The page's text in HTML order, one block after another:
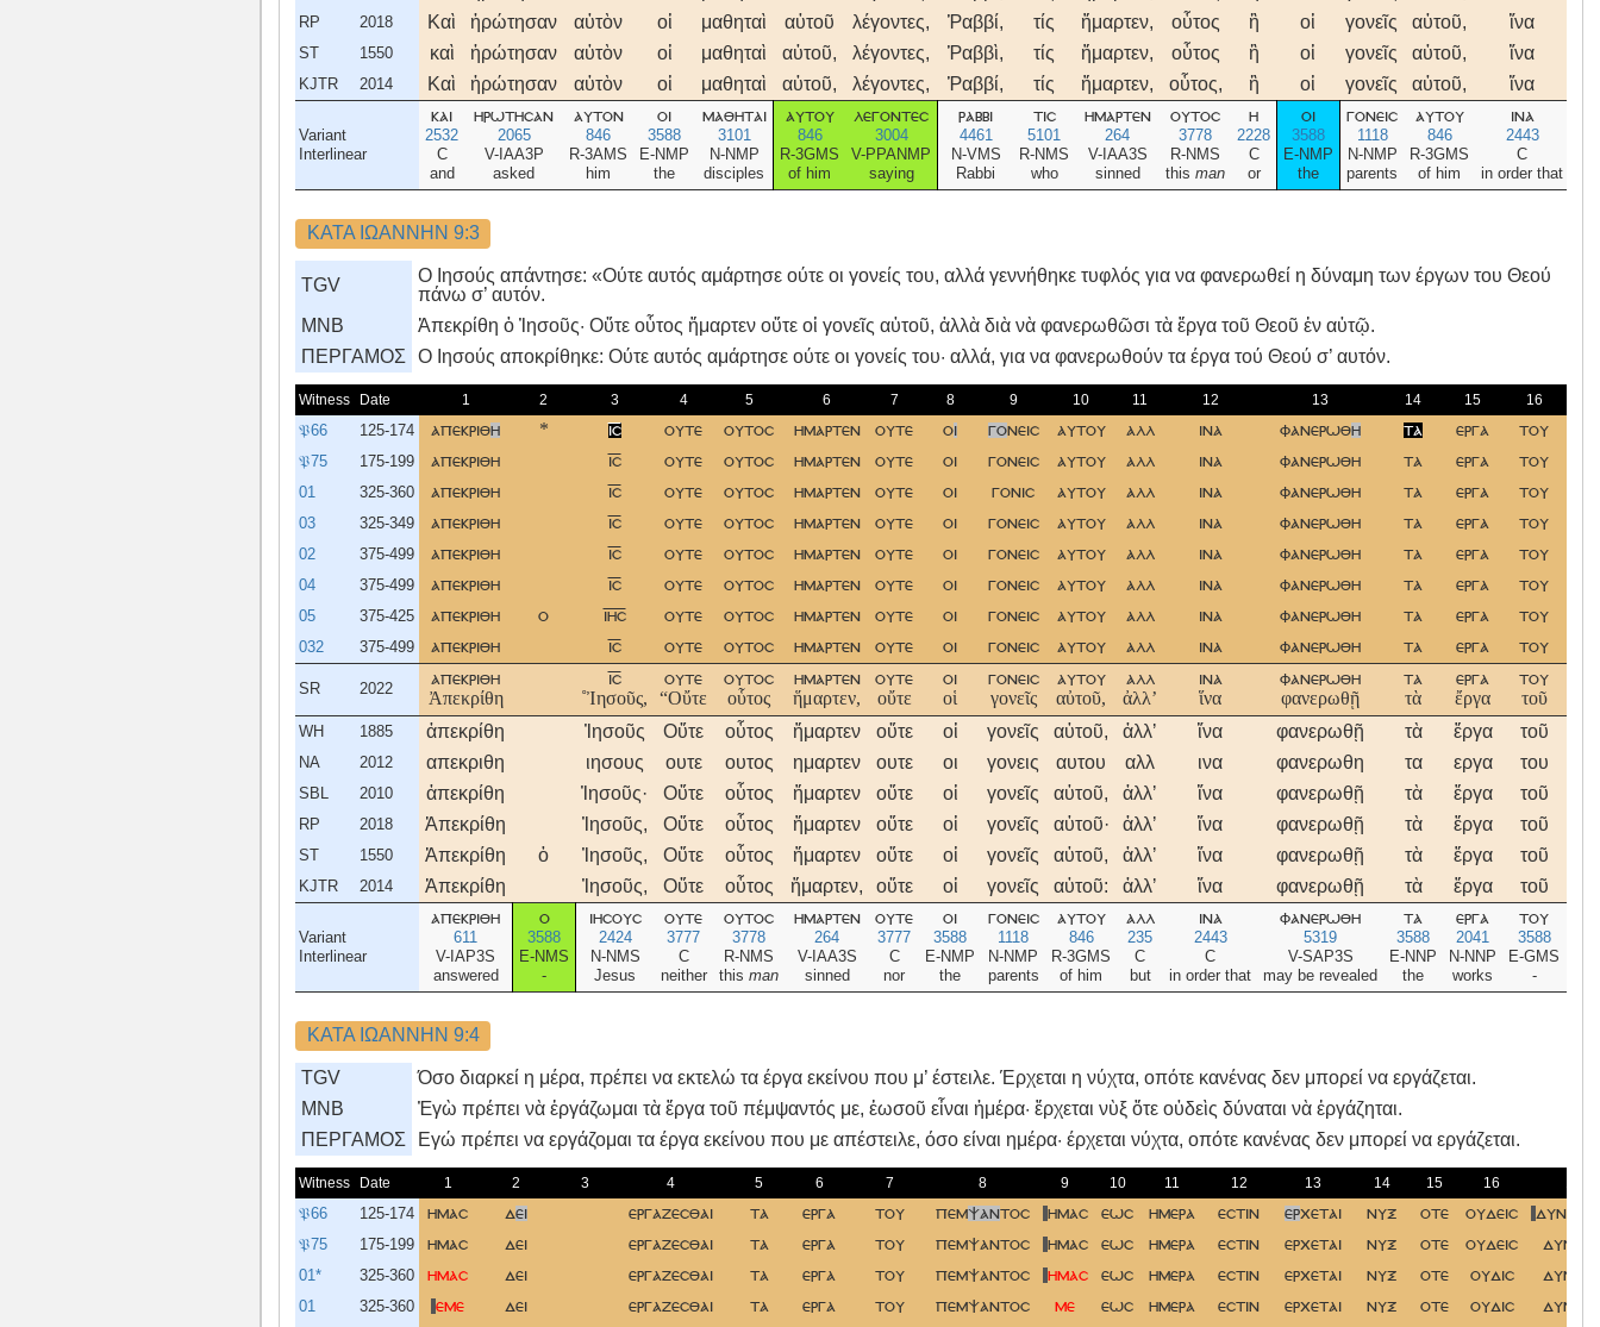
RP 2018 Καὶ ἠρώτησαν αὐτὸν οἱ μαθηταὶ αὐτοῦ λέγοντες, Ῥαββί, τίς ἥμαρτεν, οὗτος ἢ οἱ γονεῖς αὐτοῦ, ἵνα
ST 1550 καὶ ἠρώτησαν αὐτὸν οἱ μαθηταὶ αὐτοῦ, λέγοντες, Ῥαββὶ, τίς ἥμαρτεν, οὗτος ἢ οἱ γονεῖς αὐτοῦ, ἵνα
KJTR 2014 Καὶ ἠρώτησαν αὐτὸν οἱ μαθηταὶ αὐτοῦ, λέγοντες, Ῥαββί, τίς ἥμαρτεν, οὗτος, ἢ οἱ γονεῖς αὐτοῦ, ἵνα
Variant
Interlinear
και
2532
C
and
ηρωτησαν
2065
V-IAA3P
asked
αυτον
846
R-3AMS
him
οι
3588
E-NMP
the
μαθηται
3101
N-NMP
disciples
αυτου
846
R-3GMS
of him
λεγοντεσ
3004
V-PPANMP
saying
ραββι
4461
N-VMS
Rabbi
τισ
5101
R-NMS
who
ημαρτεν
264
V-IAA3S
sinned
ουτοσ
3778
R-NMS
this man
η
2228
C
or
οι
3588
E-NMP
the
γονεισ
1118
N-NMP
parents
αυτου
846
R-3GMS
of him
ινα
2443
C
in order that
ΚΑΤΑ ΙΩΑΝΝΗΝ 9:3
TGV
Ο Ιησούς απάντησε: «Ούτε αυτός αμάρτησε ούτε οι γονείς του, αλλά γεννήθηκε τυφλός για να φανερωθεί η δύναμη των έργων του Θεού
πάνω σ’ αυτόν.
MNB
Ἀπεκρίθη ὁ Ἰησοῦς· Οὔτε οὗτος ἥμαρτεν οὔτε οἱ γονεῖς αὐτοῦ, ἀλλὰ διὰ νὰ φανερωθῶσι τὰ ἔργα τοῦ Θεοῦ ἐν αὐτῷ.
ΠΕΡΓΑΜΟΣ
O Iησούς αποκρίθηκε: Oύτε αυτός αμάρτησε ούτε οι γονείς του· αλλά, για να φανερωθούν τα έργα τού Θεού σ’ αυτόν.
Witness Date 1 2 3 4 5 6 7 8 9 10 11 12 13 14 15 16
𝔓66 125-174 απεκριθη * ισ ουτε ουτοσ ημαρτεν ουτε οι γονεισ αυτου αλλ ινα φανερωθη τα εργα του
𝔓75 175-199 απεκριθη ισ ουτε ουτοσ ημαρτεν ουτε οι γονεισ αυτου αλλ ινα φανερωθη τα εργα του
01 325-360 απεκριθη ισ ουτε ουτοσ ημαρτεν ουτε οι γονισ αυτου αλλ ινα φανερωθη τα εργα του
03 325-349 απεκριθη ισ ουτε ουτοσ ημαρτεν ουτε οι γονεισ αυτου αλλ ινα φανερωθη τα εργα του
02 375-499 απεκριθη ισ ουτε ουτοσ ημαρτεν ουτε οι γονεισ αυτου αλλ ινα φανερωθη τα εργα του
04 375-499 απεκριθη ισ ουτε ουτοσ ημαρτεν ουτε οι γονεισ αυτου αλλ ινα φανερωθη τα εργα του
05 375-425 απεκριθη ο ιησ ουτε ουτοσ ημαρτεν ουτε οι γονεισ αυτου αλλ ινα φανερωθη τα εργα του
032 375-499 απεκριθη ισ ουτε ουτοσ ημαρτεν ουτε οι γονεισ αυτου αλλ ινα φανερωθη τα εργα του
SR 2022
απεκριθη
Ἀπεκρίθη
ισ
˚Ἰησοῦς,
ουτε
“Οὔτε
ουτοσ
οὗτος
ημαρτεν
ἥμαρτεν,
ουτε
οὔτε
οι
οἱ
γονεισ
γονεῖς
αυτου
αὐτοῦ,
αλλ
ἀλλʼ
ινα
ἵνα
φανερωθη
φανερωθῇ
τα
τὰ
εργα
ἔργα
του
τοῦ
WH 1885 ἀπεκρίθη Ἰησοῦς Οὔτε οὗτος ἥμαρτεν οὔτε οἱ γονεῖς αὐτοῦ, ἀλλʼ ἵνα φανερωθῇ τὰ ἔργα τοῦ
NA 2012 απεκριθη ιησους ουτε ουτος ημαρτεν ουτε οι γονεις αυτου αλλ ινα φανερωθη τα εργα του
SBL 2010 ἀπεκρίθη Ἰησοῦς· Οὔτε οὗτος ἥμαρτεν οὔτε οἱ γονεῖς αὐτοῦ, ἀλλʼ ἵνα φανερωθῇ τὰ ἔργα τοῦ
RP 2018 Ἀπεκρίθη Ἰησοῦς, Οὔτε οὗτος ἥμαρτεν οὔτε οἱ γονεῖς αὐτοῦ· ἀλλʼ ἵνα φανερωθῇ τὰ ἔργα τοῦ
ST 1550 Ἀπεκρίθη ὁ Ἰησοῦς, Οὔτε οὗτος ἥμαρτεν οὔτε οἱ γονεῖς αὐτοῦ, ἀλλʼ ἵνα φανερωθῇ τὰ ἔργα τοῦ
KJTR 2014 Ἀπεκρίθη Ἰησοῦς, Οὔτε οὗτος ἥμαρτεν, οὔτε οἱ γονεῖς αὐτοῦ: ἀλλʼ ἵνα φανερωθῇ τὰ ἔργα τοῦ
Variant
Interlinear
απεκριθη
611
V-IAP3S
answered
ο
3588
E-NMS
-
ιησουσ
2424
N-NMS
Jesus
ουτε
3777
C
neither
ουτοσ
3778
R-NMS
this man
ημαρτεν
264
V-IAA3S
sinned
ουτε
3777
C
nor
οι
3588
E-NMP
the
γονεισ
1118
N-NMP
parents
αυτου
846
R-3GMS
of him
αλλ
235
C
but
ινα
2443
C
in order that
φανερωθη
5319
V-SAP3S
may be revealed
τα
3588
E-NNP
the
εργα
2041
N-NNP
works
του
3588
E-GMS
-
ΚΑΤΑ ΙΩΑΝΝΗΝ 9:4
TGV
Όσο διαρκεί η μέρα, πρέπει να εκτελώ τα έργα εκείνου που μ’ έστειλε. Έρχεται η νύχτα, οπότε κανένας δεν μπορεί να εργάζεται.
MNB
Ἐγὼ πρέπει νὰ ἐργάζωμαι τὰ ἔργα τοῦ πέμψαντός με, ἑωσοῦ εἶναι ἡμέρα· ἔρχεται νὺξ ὅτε οὐδεὶς δύναται νὰ ἐργάζηται.
ΠΕΡΓΑΜΟΣ
Eγώ πρέπει να εργάζομαι τα έργα εκείνου που με απέστειλε, όσο είναι ημέρα· έρχεται νύχτα, οπότε κανένας δεν μπορεί να εργάζεται.
Witness Date 1 2 3 4 5 6 7 8 9 10 11 12 13 14 15 16
𝔓66 125-174 ημασ δει εργαζεσθαι τα εργα του πεμψαντοσ ημασ εωσ ημερα εστιν ερχεται νυξ οτε ουδεισ δυνη
𝔓75 175-199 ημασ δει εργαζεσθαι τα εργα του πεμψαντοσ ημασ εωσ ημερα εστιν ερχεται νυξ οτε ουδεισ
01* 325-360 ημασ δει εργαζεσθαι τα εργα του πεμψαντοσ ημασ εωσ ημερα εστιν ερχεται νυξ οτε ουδισ
01 325-360 εμε δει εργαζεσθαι τα εργα του πεμψαντοσ με εωσ ημερα εστιν ερχεται νυξ οτε ουδισ